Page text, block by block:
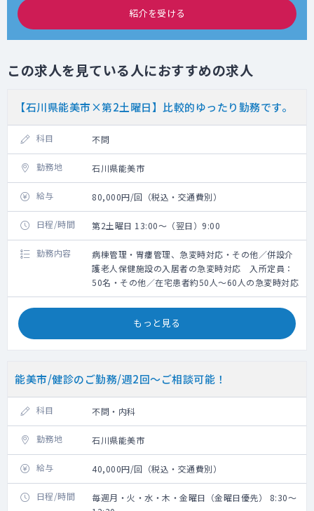
紹介を受ける
この求人を見ている人におすすめの求人
【石川県能美市×第2土曜日】比較的ゆったり勤務です。
科目 不問
勤務地 石川県能美市
給与 80,000円/回（税込・交通費別）
日程/時間 第2土曜日 13:00～（翌日）9:00
勤務内容
病棟管理・胃瘻管理、急変時対応・その他／併設介
護老人保健施設の入居者の急変時対応 入所定員：
50名・その他／在宅患者約50人～60人の急変時対応
もっと見る
能美市/健診のご勤務/週2回～ご相談可能！
科目 不問・内科
勤務地 石川県能美市
給与 40,000円/回（税込・交通費別）
日程/時間
毎週月・火・水・木・金曜日（金曜日優先） 8:30～